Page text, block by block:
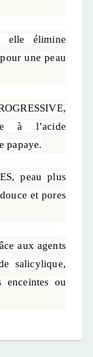
elle élimine
une peau
à l’acide
papaye.
peau plus
et pores
aux agents
salicylique,
enceintes ou